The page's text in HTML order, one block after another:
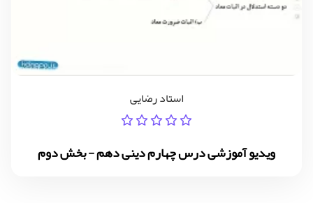
استاد رضایی
ویدیو آموزشی درس چهارم دینی دهم - بخش دوم